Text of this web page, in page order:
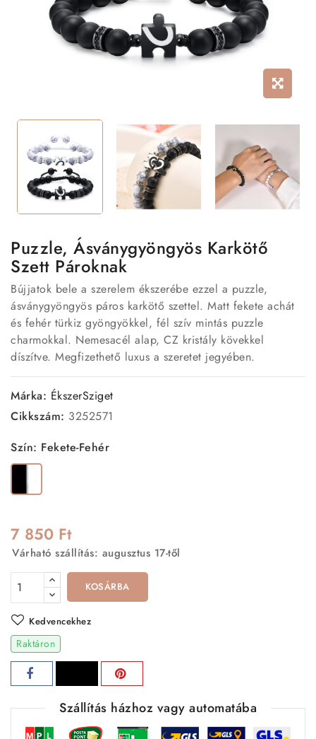
Puzzle, Ásványgyöngyös Karkötő
Szett Pároknak
Bújjatok bele a szerelem ékszerébe ezzel a puzzle,
ásványgyöngyös páros karkötő szettel. Matt fekete achát
és fehér türkiz gyöngyökkel, fél szív mintás puzzle
charmokkal. Nemesacél alap, CZ kristály kövekkel
díszítve. Megfizethető luxus a szeretet jegyében.
Márka: ÉkszerSziget
Cikkszám: 3252571
Szín: Fekete-Fehér
Fehér
7 850 Ft
Várható szállítás: augusztus 17-től
KOSÁRBA
Kedvencekhez
Raktáron
Szállítás házhoz vagy automatába